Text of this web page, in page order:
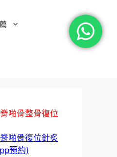
啪骨整骨復位
啪骨復位針炙
預約)